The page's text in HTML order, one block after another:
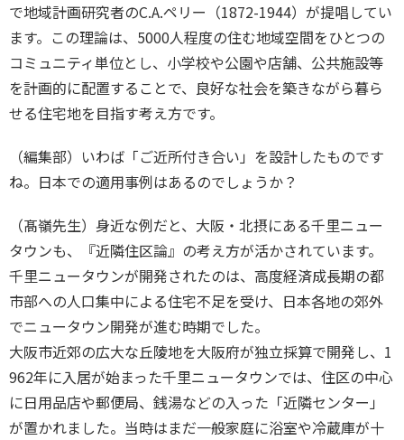
で地域計画研究者のC.A.ペリー（1872-1944）が提唱してい
ます。この理論は、5000人程度の住む地域空間をひとつの
コミュニティ単位とし、小学校や公園や店舗、公共施設等
を計画的に配置することで、良好な社会を築きながら暮ら
せる住宅地を目指す考え方です。
（編集部）いわば「ご近所付き合い」を設計したものです
ね。日本での適用事例はあるのでしょうか？
（髙嶺先生）身近な例だと、大阪・北摂にある千里ニュー
タウンも、『近隣住区論』の考え方が活かされています。
千里ニュータウンが開発されたのは、高度経済成長期の都
市部への人口集中による住宅不足を受け、日本各地の郊外
でニュータウン開発が進む時期でした。
大阪市近郊の広大な丘陵地を大阪府が独立採算で開発し、1
962年に入居が始まった千里ニュータウンでは、住区の中心
に日用品店や郵便局、銭湯などの入った「近隣センター」
が置かれました。当時はまだ一般家庭に浴室や冷蔵庫が十